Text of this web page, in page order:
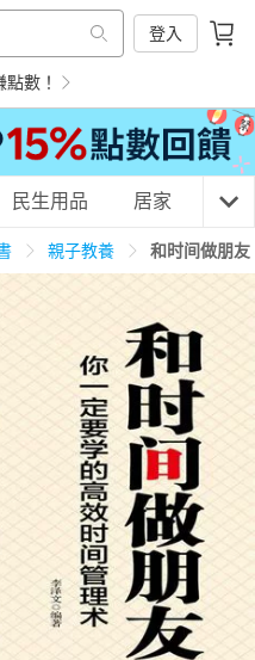
登入
數！
民生用品
運動休閒 親子玩具
化妝保養 情趣用品
民生用品 居家 3C
親子教養 和时间做朋